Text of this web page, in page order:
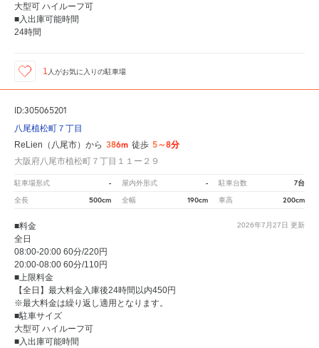
大型可 ハイルーフ可
■入出庫可能時間
24時間
1 人がお気に入りの駐車場
ID:305065201
八尾植松町７丁目
ReLien（八尾市）から 386m 徒歩 5～8分
大阪府八尾市植松町７丁目１１ー２９
駐車場形式 - 屋内外形式 - 駐車台数 7台
全長 500cm 全幅 190cm 車高 200cm
2026年7月27日 更新
■料金
全日
08:00-20:00 60分/220円
20:00-08:00 60分/110円
■上限料金
【全日】最大料金入庫後24時間以内450円
※最大料金は繰り返し適用となります。
■駐車サイズ
大型可 ハイルーフ可
■入出庫可能時間